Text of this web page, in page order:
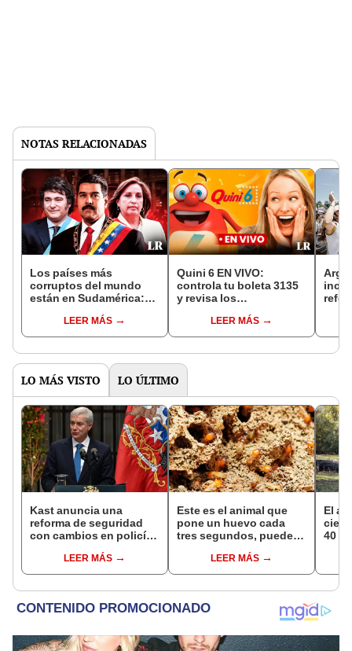
NOTAS RELACIONADAS
Los países más
corruptos del mundo
están en Sudamérica:
Perú y Argentina?
LEER MÁS
Quini 6 EN VIVO:
controla tu boleta 3135
y revisa los
31 de eneroLEER MÁS
LO MÁS VISTO LO ÚLTIMO
Kast anuncia una
reforma de seguridad
con cambios en policías
de ChileLEER MÁS
Este es el animal que
pone un huevo cada
tres segundos, puede
habita en casi todo el
planeta, excepto en la
LEER MÁS
El
40
asno
vida